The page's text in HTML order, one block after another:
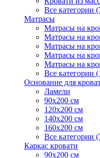
Все категории
Матрасы
Матрасы на
Матрасы на
Матрасы на
Матрасы на
Матрасы на
Все категории
Основание для
Ламели
90х200 см
120х200 см
140х200 см
160х200 см
Все категории
Каркас кровати
90х200 см